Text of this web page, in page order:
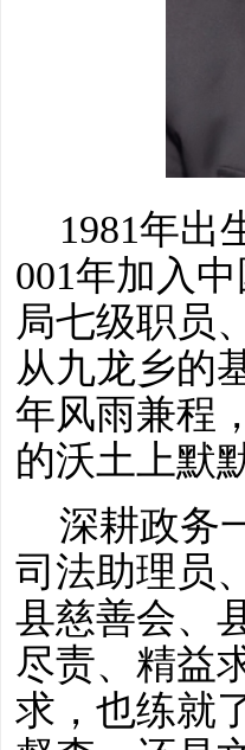
1981年出
001年加入
局七级职员
从九龙乡的
年风雨兼程
的沃土上默
深耕政务
司法助理员
县慈善会、
尽责、精益
求，也练就